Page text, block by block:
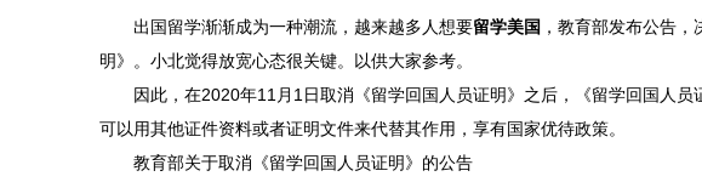
出国留学渐渐成为一种潮流，越来越多人想要留学美国 ，教育部发布公告
明》。小北觉得放宽心态很关键。以供大家参考。
因此，在2020年11月1日取消《留学回国人员证明》之后，《留学回国人员
可以用其他证件资料或者证明文件来代替其作用，享有国家优待政策。
教育部关于取消《留学回国人员证明》的公告